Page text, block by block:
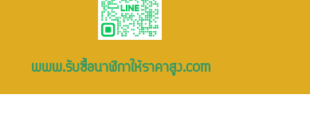
www.รับซื้อนาฬิกาให้ราคาสูง.com